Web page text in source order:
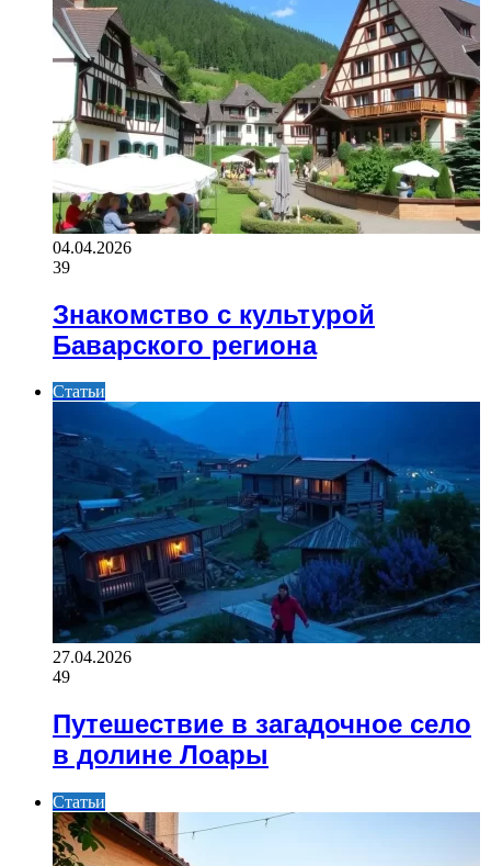
04.04.2026
39
Знакомство с культурой
Баварского региона
Статьи
27.04.2026
49
Путешествие в загадочное село
в долине Лоары
Статьи